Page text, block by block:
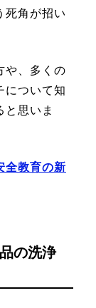
死角が招い
や、多くの
について知
と思いま
全教育の新
の洗浄